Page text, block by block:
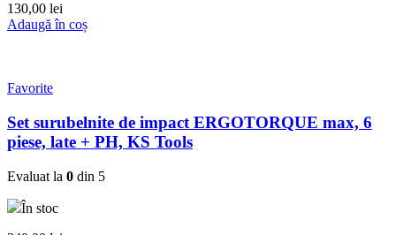
130,00 lei
Adaugă în coș
Favorite
Set surubelnite de impact ERGOTORQUE max, 6
piese, late + PH, KS Tools
Evaluat la 0 din 5
În stoc